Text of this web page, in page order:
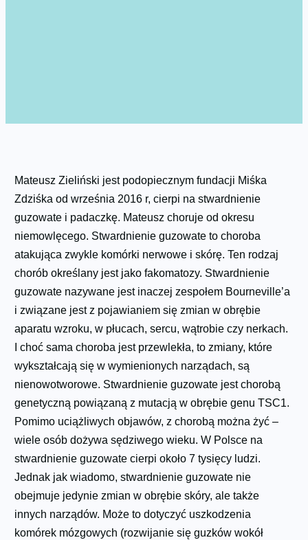
Mateusz Zieliński jest podopiecznym fundacji Miśka
Zdziśka od września 2016 r, cierpi na stwardnienie
guzowate i padaczkę. Mateusz choruje od okresu
niemowlęcego. Stwardnienie guzowate to choroba
atakująca zwykle komórki nerwowe i skórę. Ten rodzaj
chorób określany jest jako fakomatozy. Stwardnienie
guzowate nazywane jest inaczej zespołem Bourneville’a
i związane jest z pojawianiem się zmian w obrębie
aparatu wzroku, w płucach, sercu, wątrobie czy nerkach.
I choć sama choroba jest przewlekła, to zmiany, które
wykształcają się w wymienionych narządach, są
nienowotworowe. Stwardnienie guzowate jest chorobą
genetyczną powiązaną z mutacją w obrębie genu TSC1.
Pomimo uciążliwych objawów, z chorobą można żyć –
wiele osób dożywa sędziwego wieku. W Polsce na
stwardnienie guzowate cierpi około 7 tysięcy ludzi.
Jednak jak wiadomo, stwardnienie guzowate nie
obejmuje jedynie zmian w obrębie skóry, ale także
innych narządów. Może to dotyczyć uszkodzenia
komórek mózgowych (rozwijanie się guzków wokół